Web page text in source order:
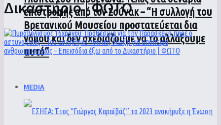
επιστροφής από τον Σούνακ – “Η συλλογή του
Βρετανικού Μουσείου προστατεύεται δια
νόμου και δεν σχεδιάζουμε να το αλλάξουμε
αυτό”
MEDIA
Δικαστήριο | ΦΩΤΟ